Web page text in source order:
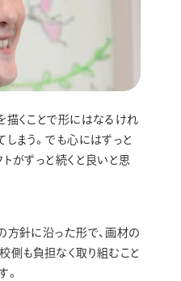
描くことで形にはなるけれ
しまう。でも心にはずっと
がずっと続くと良いと思
方針に沿った形で、画材の
側も負担なく取り組むこと
。